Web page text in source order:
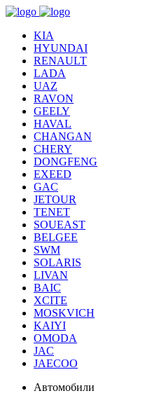
KIA
HYUNDAI
RENAULT
LADA
UAZ
RAVON
GEELY
HAVAL
CHANGAN
CHERY
DONGFENG
EXEED
GAC
JETOUR
TENET
SOUEAST
BELGEE
SWM
SOLARIS
LIVAN
BAIC
XCITE
MOSKVICH
KAIYI
OMODA
JAC
JAECOO
Автомобили